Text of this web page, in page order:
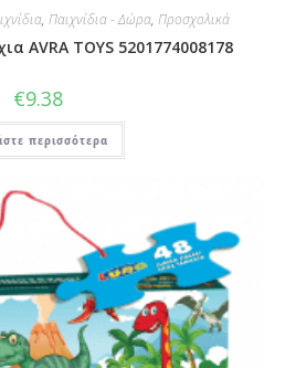
, Παιχνίδια - Δώρα, Προσχολικά
AVRA TOYS 5201774008178
€9.38
περισσότερα